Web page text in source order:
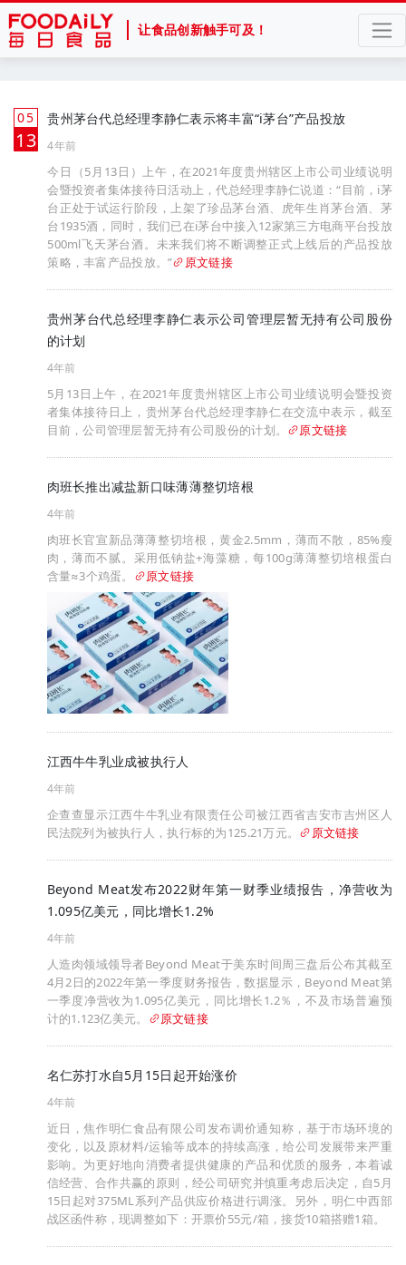
让食品创新触手可及！
05
月
13
贵州茅台代总经理李静仁表示将丰富“i茅台”产品投放
4年前
今日（5月13日）上午，在2021年度贵州辖区上市公司业绩说明
会暨投资者集体接待日活动上，代总经理李静仁说道：“目前，i茅
台正处于试运行阶段，上架了珍品茅台酒、虎年生肖茅台酒、茅
台1935酒，同时，我们已在i茅台中接入12家第三方电商平台投放
500ml飞天茅台酒。未来我们将不断调整正式上线后的产品投放
策略，丰富产品投放。”
原文链接
贵州茅台代总经理李静仁表示公司管理层暂无持有公司股份
的计划
4年前
5月13日上午，在2021年度贵州辖区上市公司业绩说明会暨投资
者集体接待日上，贵州茅台代总经理李静仁在交流中表示，截至
目前，公司管理层暂无持有公司股份的计划。
原文链接
肉班长推出减盐新口味薄薄整切培根
4年前
肉班长官宣新品薄薄整切培根，黄金2.5mm，薄而不散，85%瘦
肉，薄而不腻。采用低钠盐+海藻糖，每100g薄薄整切培根蛋白
含量≈3个鸡蛋。
原文链接
江西牛牛乳业成被执行人
4年前
企查查显示江西牛牛乳业有限责任公司被江西省吉安市吉州区人
民法院列为被执行人，执行标的为125.21万元。
原文链接
Beyond Meat发布2022财年第一财季业绩报告，净营收为
1.095亿美元，同比增长1.2%
4年前
人造肉领域领导者Beyond Meat于美东时间周三盘后公布其截至
4月2日的2022年第一季度财务报告，数据显示，Beyond Meat第
一季度净营收为1.095亿美元，同比增长1.2％，不及市场普遍预
计的1.123亿美元。
原文链接
名仁苏打水自5月15日起开始涨价
4年前
近日，焦作明仁食品有限公司发布调价通知称，基于市场环境的
变化，以及原材料/运输等成本的持续高涨，给公司发展带来严重
影响。为更好地向消费者提供健康的产品和优质的服务，本着诚
信经营、合作共赢的原则，经公司研究并慎重考虑后决定，自5月
15日起对375ML系列产品供应价格进行调涨。另外，明仁中西部
战区函件称，现调整如下：开票价55元/箱，接货10箱搭赠1箱。